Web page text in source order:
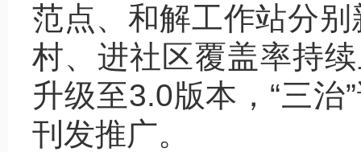
范点、和解工作站分
村、进社区覆盖率持
升级至3.0版本，“三
刊发推广。